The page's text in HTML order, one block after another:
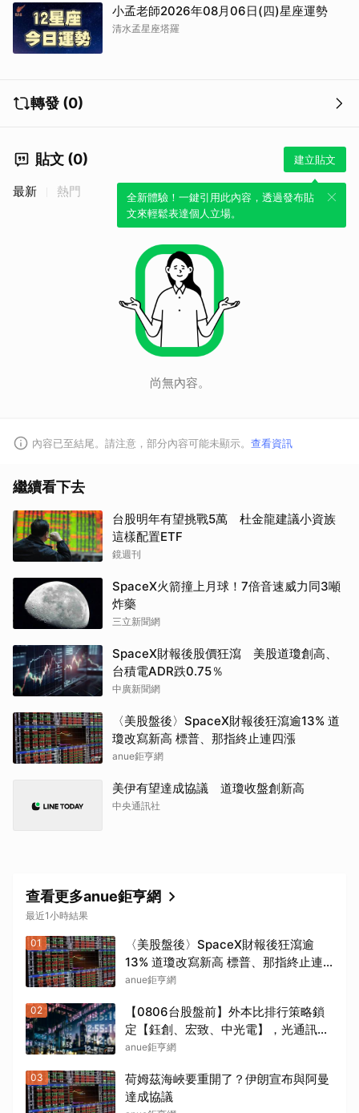
小孟老師2026年08月06日(四)星座運勢
清水孟星座塔羅
轉發 (0)
貼文 (0) 建立貼文
全新體驗！一鍵引用此內容，透過發布貼
文來輕鬆表達個人立場。
最新 熱門
尚無內容。
內容已至結尾。請注意，部分內容可能未顯示。 查看資訊
繼續看下去
台股明年有望挑戰5萬 杜金龍建議小資族
這樣配置ETF
鏡週刊
SpaceX火箭撞上月球！7倍音速威力同3噸
炸藥
三立新聞網
SpaceX財報後股價狂瀉 美股道瓊創高、
台積電ADR跌0.75％
中廣新聞網
〈美股盤後〉SpaceX財報後狂瀉逾13% 道
瓊改寫新高 標普、那指終止連四漲
anue鉅亨網
美伊有望達成協議 道瓊收盤創新高
中央通訊社
查看更多anue鉅亨網
最近1小時結果
01
〈美股盤後〉SpaceX財報後狂瀉逾
13% 道瓊改寫新高 標普、那指終止連
四漲
anue鉅亨網
02
【0806台股盤前】外本比排行策略鎖
定【鈺創、宏致、中光電】，光通訊與
利基型記憶體狂飆噴發！加權爆量大漲
903 億創近期新高
anue鉅亨網
03
荷姆茲海峽要重開了？伊朗宣布與阿曼
達成協議
取消